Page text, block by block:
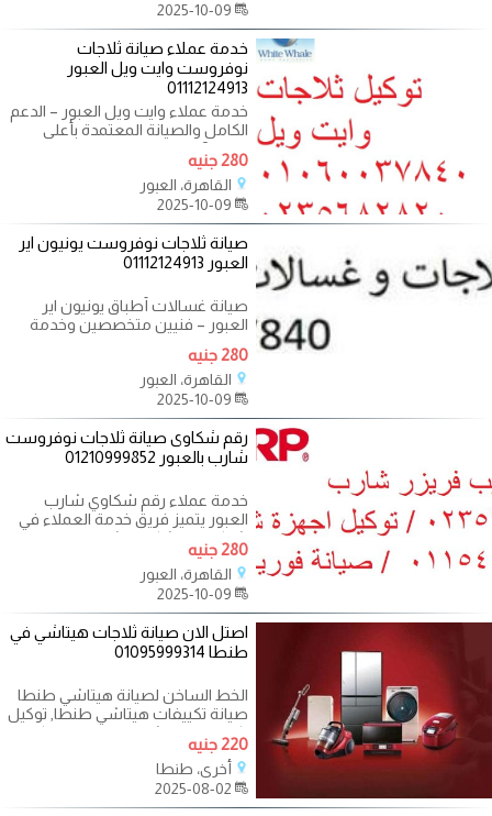
خدمة عملاء صيانة ثلاجات
نوفروست وايت ويل العبور
01112124913
خدمة عملاء وايت ويل العبور – الدعم
الكامل والصيانة المعتمدة بأعلى
جودة ? خدمة عملاء وايت ويل
280 جنيه
القاهرة، العبور
صيانة ثلاجات نوفروست يونيون اير
العبور 01112124913
صيانة غسالات أطباق يونيون اير
العبور – فنيين متخصصين وخدمة
فورية صيانة غسالات اطباق يونيون
اير
280 جنيه
القاهرة، العبور
رقم شكاوى صيانة ثلاجات نوفروست
شارب بالعبور 01210999852
خدمة عملاء رقم شكاوي شارب
العبور يتميز فريق خدمة العملاء في
شركة رقم شكاوي شارب العبور
280 جنيه
القاهرة، العبور
اصتل الان صيانة ثلاجات هيتاشي في
طنطا 01095999314
الخط الساخن لصيانة هيتاشي طنطا
صيانة تكييفات هيتاشي طنطا, توكيل
تكييفات هيتاشي طنطا,صيانه تكييف
220 جنيه
أخرى، طنطا